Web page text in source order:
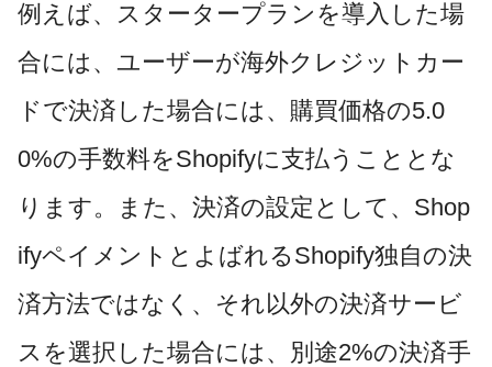
例えば、スタータープランを導入した場
合には、ユーザーが海外クレジットカー
ドで決済した場合には、購買価格の5.0
0%の手数料をShopifyに支払うこととな
ります。また、決済の設定として、Shop
ifyペイメントとよばれるShopify独自の決
済方法ではなく、それ以外の決済サービ
スを選択した場合には、別途2%の決済手